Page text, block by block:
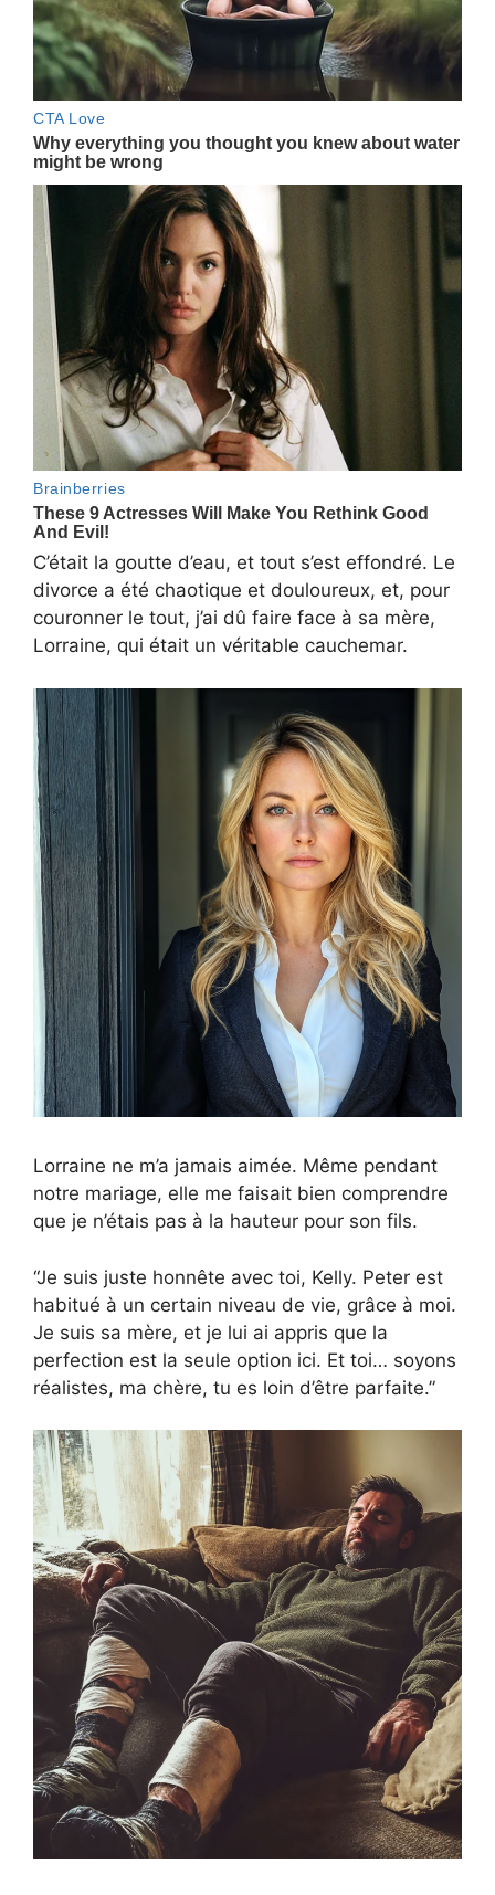
C’était la goutte d’eau, et tout s’est effondré. Le
divorce a été chaotique et douloureux, et, pour
couronner le tout, j’ai dû faire face à sa mère,
Lorraine, qui était un véritable cauchemar.
Lorraine ne m’a jamais aimée. Même pendant
notre mariage, elle me faisait bien comprendre
que je n’étais pas à la hauteur pour son fils.
“Je suis juste honnête avec toi, Kelly. Peter est
habitué à un certain niveau de vie, grâce à moi.
Je suis sa mère, et je lui ai appris que la
perfection est la seule option ici. Et toi… soyons
réalistes, ma chère, tu es loin d’être parfaite.”